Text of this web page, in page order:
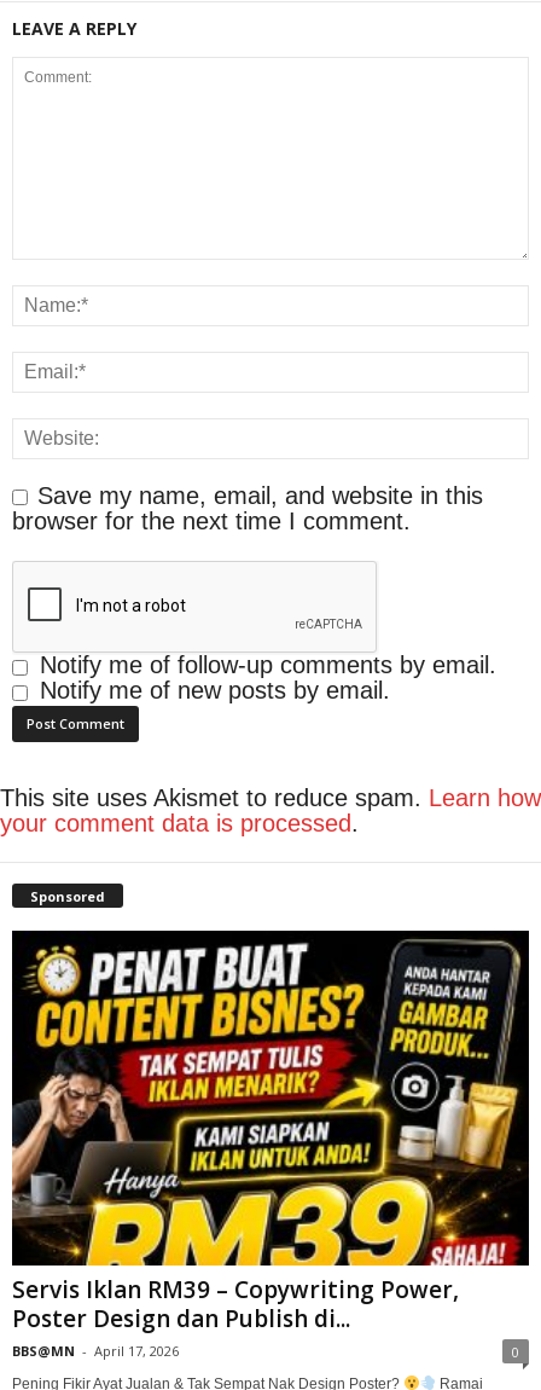
LEAVE A REPLY
Save my name, email, and website in this
browser for the next time I comment.
Notify me of follow-up comments by email.
Notify me of new posts by email.
This site uses Akismet to reduce spam. Learn how
your comment data is processed.
Sponsored
Servis Iklan RM39 – Copywriting Power,
Poster Design dan Publish di...
BBS@MN - April 17, 2026 0
Pening Fikir Ayat Jualan & Tak Sempat Nak Design Poster?
Ramai